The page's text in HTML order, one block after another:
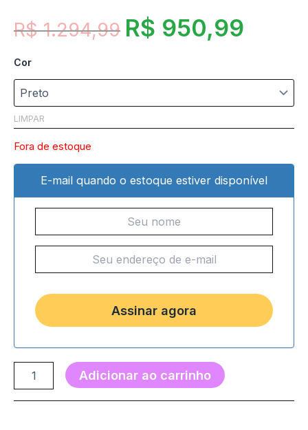
R$1.294,99 R$ 950,99
Cor
LIMPAR
Fora de estoque
E-mail quando o estoque estiver disponível
Adicionar ao carrinho